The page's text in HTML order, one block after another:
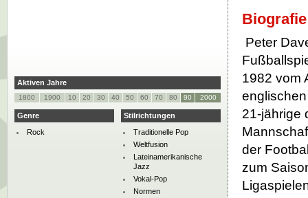
Biografie
Peter
1982 vom
21-jährige
der
zum
Aktiven Jahre
1800 1900 10 20 30 40 50 60 70 80 90 2000
Genre
Rock
Stilrichtungen
Traditionelle Pop
Weltfusion
Lateinamerikanische
Jazz
Vokal-Pop
Normen